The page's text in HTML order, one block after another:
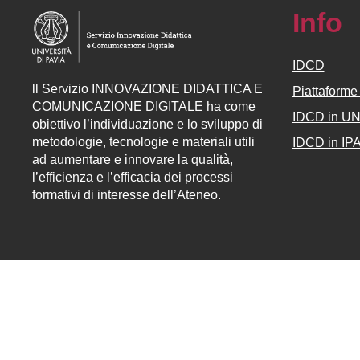
Servizio INNOVAZIONE DIDATTICA E
COMUNICAZIONE DIGITALE ha come
obiettivo l’individuazione e lo sviluppo di
metodologie, tecnologie e materiali utili
ad aumentare e innovare la qualità,
l’efficienza e l’efficacia dei processi
formativi di interesse dell’Ateneo.
Info
IDCD
IDCD in
IDCD in IPA